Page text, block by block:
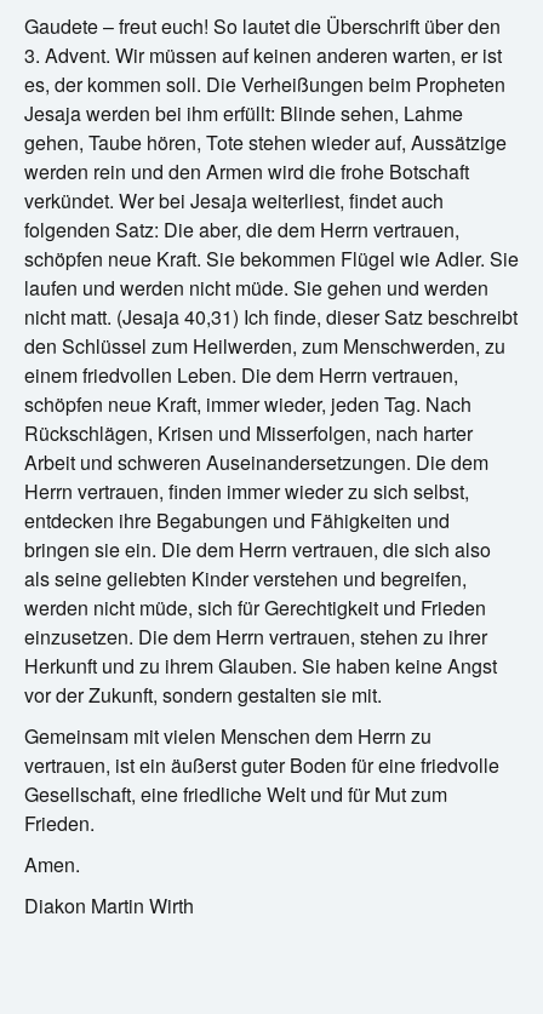
Gaudete – freut euch! So lautet die Überschrift über den
3. Advent. Wir müssen auf keinen anderen warten, er ist
es, der kommen soll. Die Verheißungen beim Propheten
Jesaja werden bei ihm erfüllt: Blinde sehen, Lahme
gehen, Taube hören, Tote stehen wieder auf, Aussätzige
werden rein und den Armen wird die frohe Botschaft
verkündet. Wer bei Jesaja weiterliest, findet auch
folgenden Satz: Die aber, die dem Herrn vertrauen,
schöpfen neue Kraft. Sie bekommen Flügel wie Adler. Sie
laufen und werden nicht müde. Sie gehen und werden
nicht matt. (Jesaja 40,31) Ich finde, dieser Satz beschreibt
den Schlüssel zum Heilwerden, zum Menschwerden, zu
einem friedvollen Leben. Die dem Herrn vertrauen,
schöpfen neue Kraft, immer wieder, jeden Tag. Nach
Rückschlägen, Krisen und Misserfolgen, nach harter
Arbeit und schweren Auseinandersetzungen. Die dem
Herrn vertrauen, finden immer wieder zu sich selbst,
entdecken ihre Begabungen und Fähigkeiten und
bringen sie ein. Die dem Herrn vertrauen, die sich also
als seine geliebten Kinder verstehen und begreifen,
werden nicht müde, sich für Gerechtigkeit und Frieden
einzusetzen. Die dem Herrn vertrauen, stehen zu ihrer
Herkunft und zu ihrem Glauben. Sie haben keine Angst
vor der Zukunft, sondern gestalten sie mit.
Gemeinsam mit vielen Menschen dem Herrn zu
vertrauen, ist ein äußerst guter Boden für eine friedvolle
Gesellschaft, eine friedliche Welt und für Mut zum
Frieden.
Amen.
Diakon Martin Wirth